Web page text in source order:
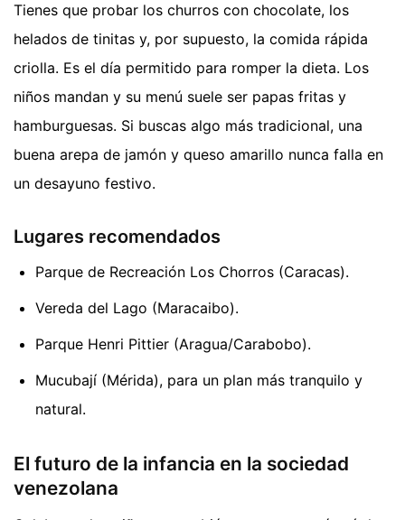
Tienes que probar los churros con chocolate, los
helados de tinitas y, por supuesto, la comida rápida
criolla. Es el día permitido para romper la dieta. Los
niños mandan y su menú suele ser papas fritas y
hamburguesas. Si buscas algo más tradicional, una
buena arepa de jamón y queso amarillo nunca falla en
un desayuno festivo.
Lugares recomendados
Parque de Recreación Los Chorros (Caracas).
Vereda del Lago (Maracaibo).
Parque Henri Pittier (Aragua/Carabobo).
Mucubají (Mérida), para un plan más tranquilo y
natural.
El futuro de la infancia en la sociedad
venezolana